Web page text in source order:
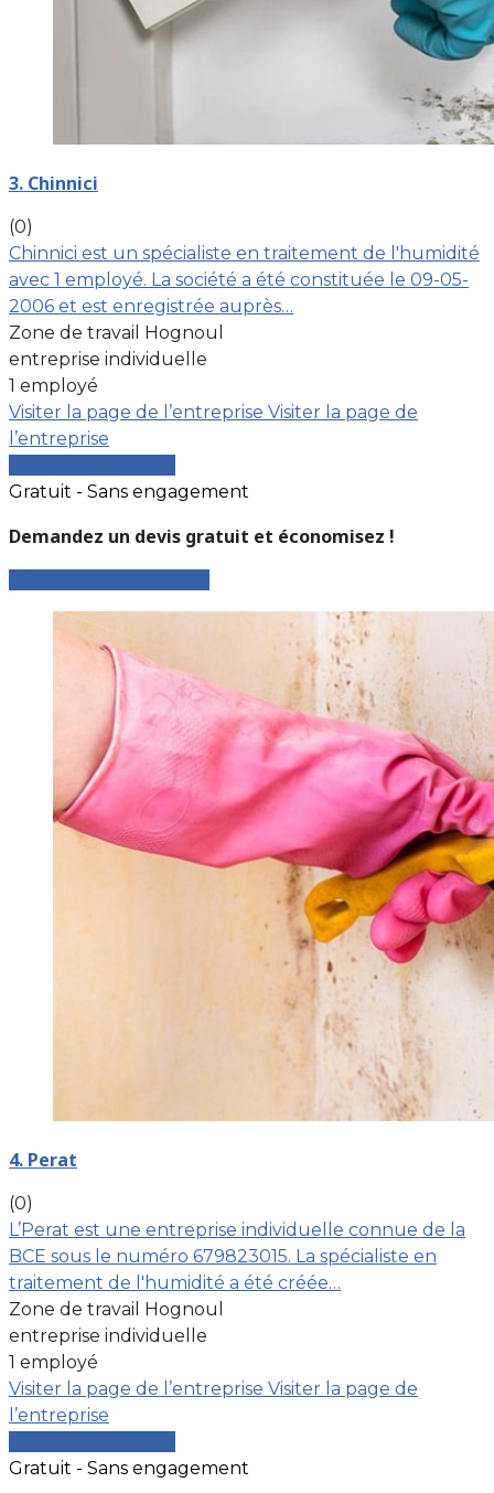
3. Chinnici
(0)
Chinnici est un spécialiste en traitement de l'humidité
avec 1 employé. La société a été constituée le 09-05-
2006 et est enregistrée auprès…
Zone de travail Hognoul
entreprise individuelle
1 employé
Visiter la page de l’entreprise Visiter la page de
l’entreprise
Gratuit - Sans engagement
Demandez un devis gratuit et économisez !
4. Perat
(0)
L’Perat est une entreprise individuelle connue de la
BCE sous le numéro 679823015. La spécialiste en
traitement de l'humidité a été créée…
Zone de travail Hognoul
entreprise individuelle
1 employé
Visiter la page de l’entreprise Visiter la page de
l’entreprise
Gratuit - Sans engagement